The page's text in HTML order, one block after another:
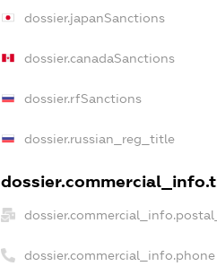
dossier.japanSanctions
dossier.canadaSanctions
dossier.rfSanctions
dossier.russian_reg_title
dossier.commercial_info.phone